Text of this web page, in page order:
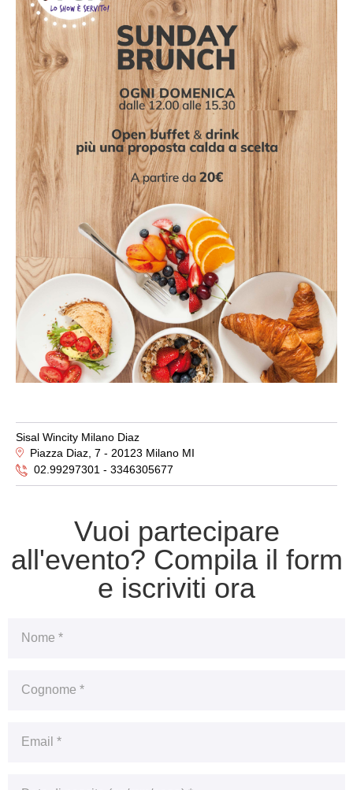
Sisal Wincity Milano Diaz
Piazza Diaz, 7 - 20123 Milano MI
02.99297301 - 3346305677
Vuoi partecipare
all'evento? Compila il form
e iscriviti ora